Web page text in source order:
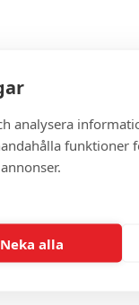
analysera
funktioner
Neka alla